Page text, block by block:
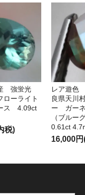
強蛍光
ーライト
ス 4.09ct
税)
レア遊
良県天川
ー ガー
（ブルー
0.61ct
16,000